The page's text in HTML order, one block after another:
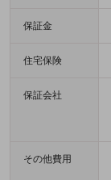
保証金
住宅保険
保証会社
その他費用